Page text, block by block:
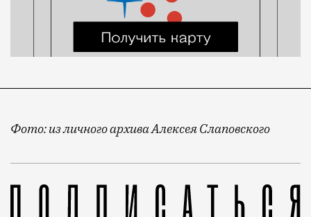
Фото: из личного архива Алексея Слаповского
Автор романов, пьес и киносценариев скончался в